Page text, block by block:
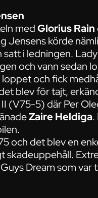
medGlorius Rain
Jensens körde
i ledningen.
och vann sedan
och fick
blev för tajt,
(V75-5) där Per
Zaire Heldiga.
och det blev en
skadeuppehåll.
Dream som